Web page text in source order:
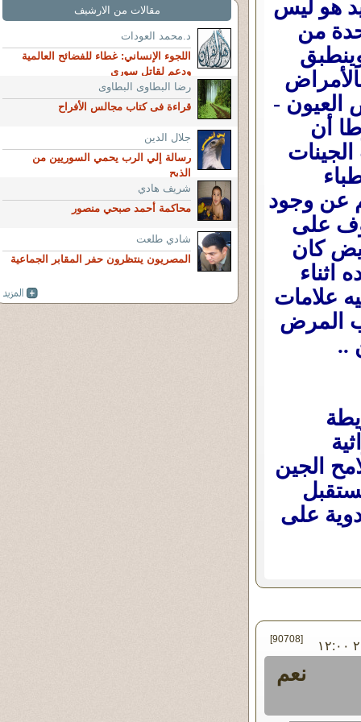
هو ليس
من
العيون -
أن
عن وجود
على
كان
اثناء
علامات
المرض
..
الجين
على
في الأربعاء ٠٣ - أبريل - ٢٠١٩ ١٢:٠٠ [90708]
نعم
مقالات من الارشيف
د.محمد العودات
اللجوء الإنساني: غطاء للفضائح العالمية
ودعم لقاتل سوري
رضا البطاوى البطاوى
قراءة فى كتاب مجالس الأفراح
جلال الدين
رسالة إلي الرب يحمي السوريين من
الذبح
شريف هادي
محاكمة أحمد صبحي منصور
شادي طلعت
المصريون ينتظرون حفر المقابر الجماعية